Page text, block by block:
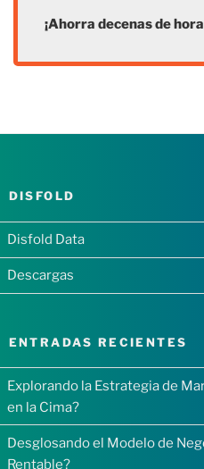
¡Ahorra decenas de
DISFOLD
Disfold Data
Descargas
ENTRADAS RECIENTES
Explorando la Estrategia de
en la Cima?
Desglosando el Modelo de
Rentable?